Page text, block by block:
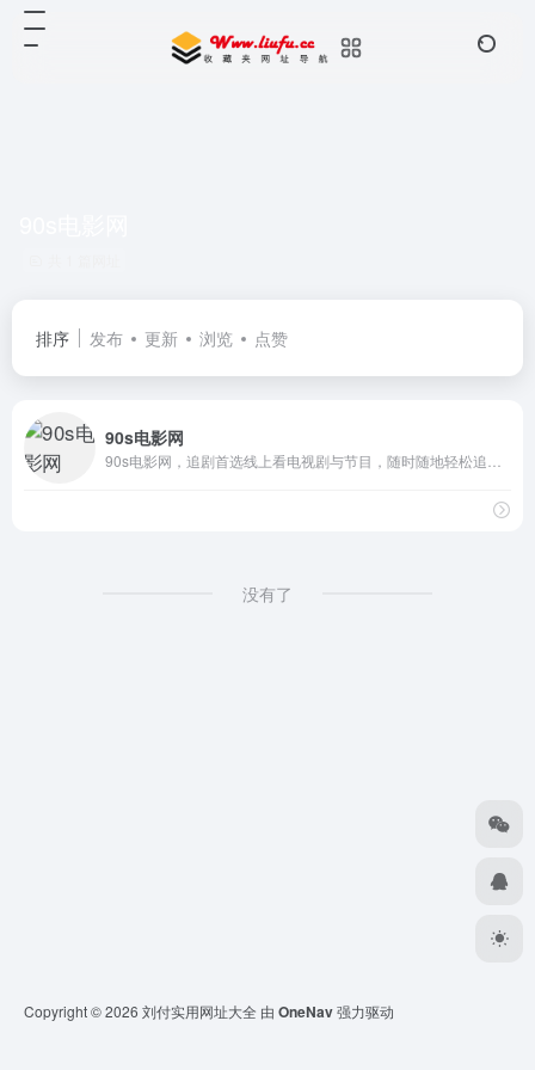
排序 发布 更新 浏览 点赞
90s电影网
没有了
Copyright © 2026 刘付实用网址大全 由 OneNav强力驱动